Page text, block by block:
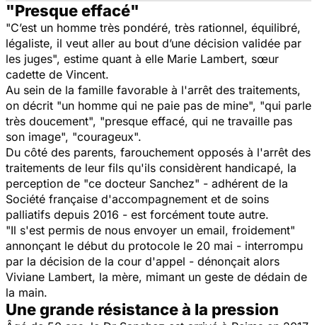
"Presque effacé"
"C’est un homme très pondéré, très rationnel, équilibré,
légaliste, il veut aller au bout d’une décision validée par
les juges", estime quant à elle Marie Lambert, sœur
cadette de Vincent.
Au sein de la famille favorable à l'arrêt des traitements,
on décrit "un homme qui ne paie pas de mine", "qui parle
très doucement", "presque effacé, qui ne travaille pas
son image", "courageux".
Du côté des parents, farouchement opposés à l'arrêt des
traitements de leur fils qu'ils considèrent handicapé, la
perception de "ce docteur Sanchez" - adhérent de la
Société française d'accompagnement et de soins
palliatifs depuis 2016 - est forcément toute autre.
"Il s'est permis de nous envoyer un email, froidement"
annonçant le début du protocole le 20 mai - interrompu
par la décision de la cour d'appel - dénonçait alors
Viviane Lambert, la mère, mimant un geste de dédain de
la main.
Une grande résistance à la pression